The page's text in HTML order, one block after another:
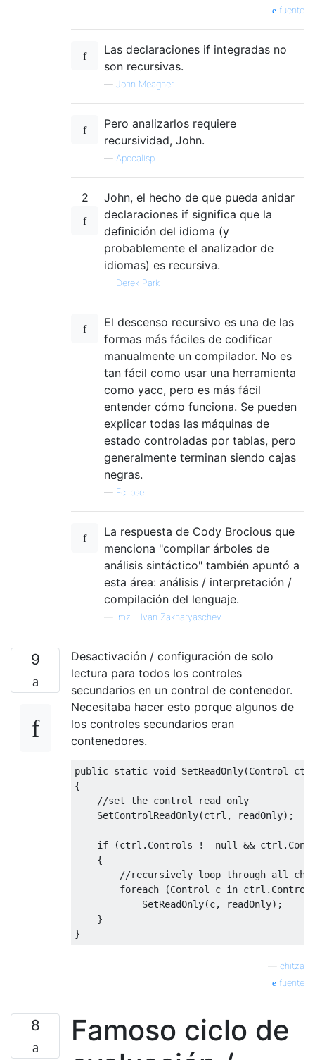
fuente
Las declaraciones if integradas no
son recursivas.
— John Meagher
Pero analizarlos requiere
recursividad, John.
— Apocalisp
2
John, el hecho de que pueda anidar
declaraciones if significa que la
definición del idioma (y
probablemente el analizador de
idiomas) es recursiva.
— Derek Park
El descenso recursivo es una de las
formas más fáciles de codificar
manualmente un compilador. No es
tan fácil como usar una herramienta
como yacc, pero es más fácil
entender cómo funciona. Se pueden
explicar todas las máquinas de
estado controladas por tablas, pero
generalmente terminan siendo cajas
negras.
— Eclipse
La respuesta de Cody Brocious que
menciona "compilar árboles de
análisis sintáctico" también apuntó a
esta área: análisis / interpretación /
compilación del lenguaje.
imz - Ivan Zakharyaschev
9
Desactivación / configuración de solo
lectura para todos los controles
secundarios en un control de contenedor.
Necesitaba hacer esto porque algunos de
los controles secundarios eran
contenedores.
public static void SetReadOnly(Control
{
    //set the control read only
    SetControlReadOnly(ctrl, readOnly);
if (ctrl.Controls != null &&
    {
//recursively loop through all
foreach (Control c in
            SetReadOnly(c, readOnly);
    }
chitza
fuente
8
Famoso ciclo de